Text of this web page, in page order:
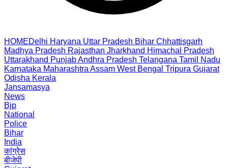
HOMEDelhi Haryana Uttar Pradesh Bihar Chhattisgarh
Madhya Pradesh Rajasthan Jharkhand Himachal Pradesh
Uttarakhand PunjabAndhra Pradesh Telangana Tamil Nadu
Karnataka Maharashtra Assam West Bengal Tripura Gujarat
Odisha Kerala
Jansamasya
News
Bjp
National
Police
Bihar
India
कांग्रेस
बीजेपी